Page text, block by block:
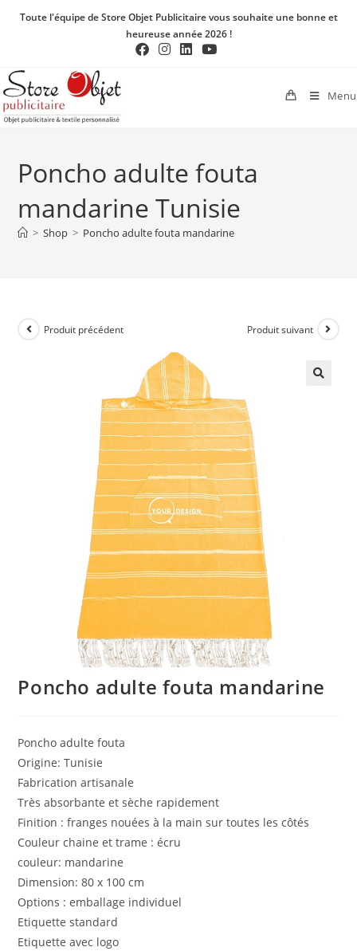
Toute l'équipe de Store Objet Publicitaire vous souhaite une bonne et
heureuse année 2026 !
Menu
Poncho adulte fouta
mandarine Tunisie
> Shop > Poncho adulte fouta mandarine
Produit précédent Produit suivant
Poncho adulte fouta mandarine
Poncho adulte fouta
Origine: Tunisie
Fabrication artisanale
Très absorbante et sèche rapidement
Finition : franges nouées à la main sur toutes les côtés
Couleur chaine et trame : écru
couleur: mandarine
Dimension: 80 x 100 cm
Options : emballage individuel
Etiquette standard
Etiquette avec logo